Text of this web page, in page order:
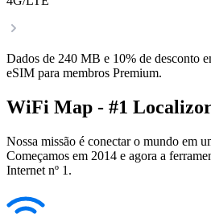
Dados de 240 MB e 10% de desconto
eSIM para membros Premium.
WiFi Map - #1
Nossa missão é conectar o mundo em
Começamos em 2014 e agora a
Internet nº 1.